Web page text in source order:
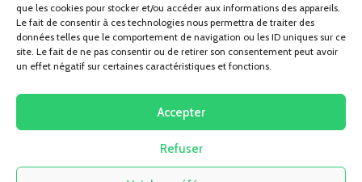
que les cookies pour stocker et/ou accéder aux informations des appareils.
Le fait de consentir à ces technologies nous permettra de traiter des
données telles que le comportement de navigation ou les ID uniques sur ce
site. Le fait de ne pas consentir ou de retirer son consentement peut avoir
un effet négatif sur certaines caractéristiques et fonctions.
Accepter
Refuser
ARTICLE PRÉCÉDENT
Pas d'articles pour le moment.